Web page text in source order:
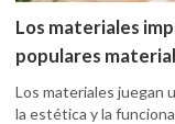
Los materiales
populares
Los materiales juegan
la estética y la